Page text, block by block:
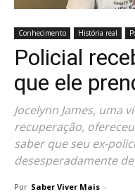
Conhecimento História real
Policial
que ele
Jocelynn James, uma
recuperação,
saber que seu ex-
desesperadamente
Por Saber Viver Mais -